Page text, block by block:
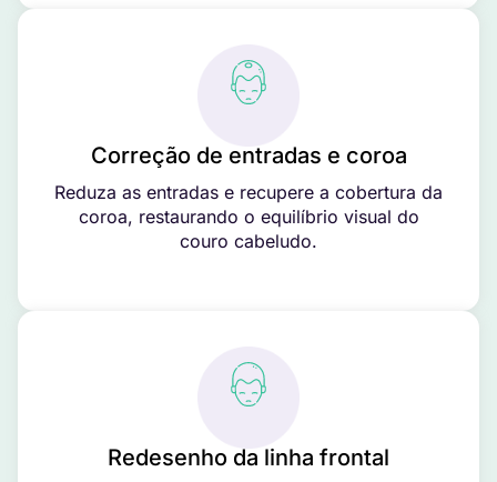
Correção de entradas e coroa
Reduza as entradas e recupere a cobertura da
coroa, restaurando o equilíbrio visual do
couro cabeludo.
Redesenho da linha frontal